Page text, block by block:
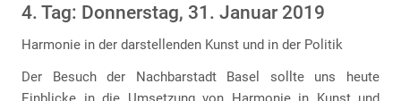
4. Tag: Donnerstag, 31. Januar 2019
Harmonie in der darstellenden Kunst und in der Politik
Der Besuch der Nachbarstadt Basel sollte uns heute